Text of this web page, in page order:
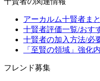
アーカルム十賢者ま
十賢者評価一覧/おす
十賢者の加入方法/必
「至賢の領域」強化
フレンド募集